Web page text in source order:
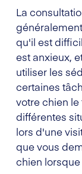
La
qu'il est
est anxieux,
utiliser les
certaines
votre chien
différentes
lors d'une
que vous
chien